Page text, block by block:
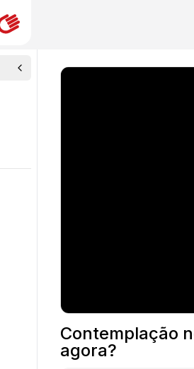
Contemplação
agora?